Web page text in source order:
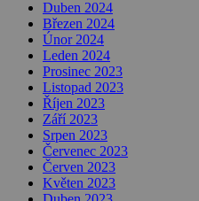
Duben 2024
Březen 2024
Únor 2024
Leden 2024
Prosinec 2023
Listopad 2023
Říjen 2023
Září 2023
Srpen 2023
Červenec 2023
Červen 2023
Květen 2023